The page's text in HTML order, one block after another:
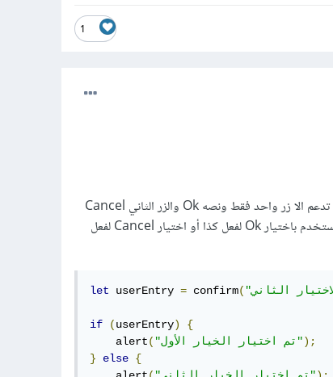
1
في جافاسكريبت ولكن المشكله أنها لا تدعم الا زر واحد فقط ونصه Ok والزر الثاني Cancel
ويعني الالغاء ويمكن الالتفاف حول هذه المشكله واخبار المستخدم باختيار Ok لفعل كذا أو اختيار Cancel لفعل
let userEntry = confirm(
if (userEntry)
{
    alert
( "تم اختيار الخيار الأول");
}
else {